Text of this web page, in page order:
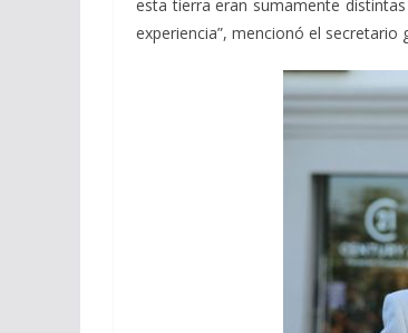
esta tierra eran sumamente
experiencia”, mencionó el secretario